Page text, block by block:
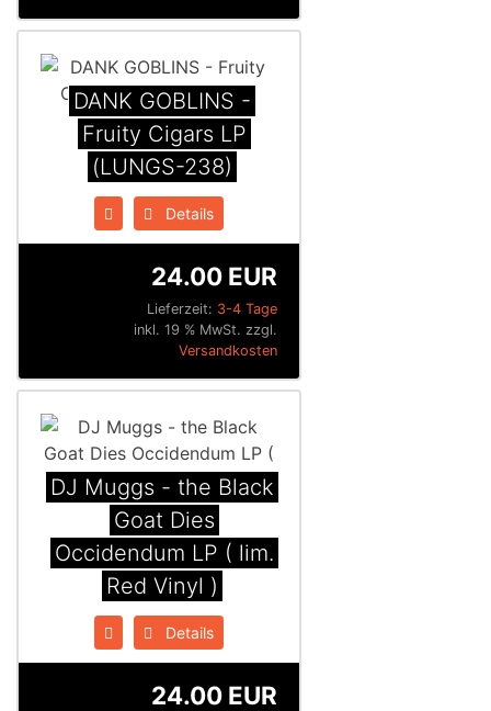
DANK GOBLINS -
Fruity Cigars LP
(LUNGS-238)
Details
Lieferzeit: 3-4 Tage
24.00 EUR
inkl. 19 % MwSt. zzgl.
Versandkosten
DJ Muggs - the Black
Goat Dies
Occidendum LP ( lim.
Red Vinyl )
Details
24.00 EUR